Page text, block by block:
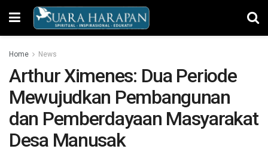
Home News
Arthur Ximenes: Dua Periode
Mewujudkan Pembangunan
dan Pemberdayaan Masyarakat
Desa Manusak